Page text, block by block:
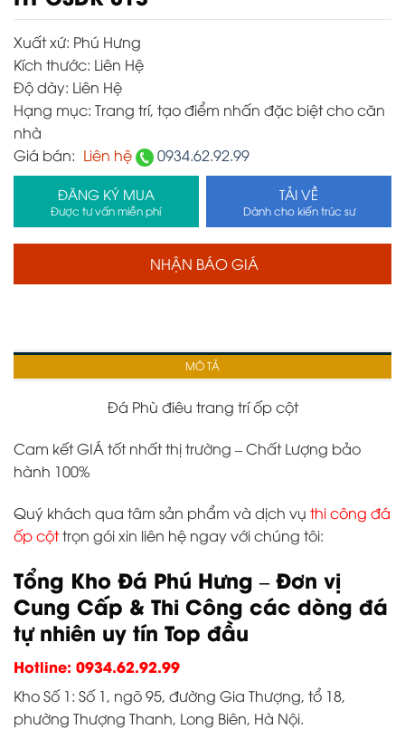
Xuất xứ: Phú Hưng
Kích thước: Liên Hệ
Độ dày: Liên Hệ
Hạng mục: Trang trí, tạo điểm nhấn đặc biệt cho căn
nhà
Giá bán: Liên hệ 0934.62.92.99
ĐĂNG KÝ MUA
Được tư vấn miễn phí
TẢI VỀ
Dành cho kiến trúc sư
NHẬN BÁO GIÁ
MÔ TẢ
Đá Phù điêu trang trí ốp cột
Cam kết GIÁ tốt nhất thị trường – Chất Lượng bảo
hành 100%
Quý khách qua tâm sản phẩm và dịch vụ thi công đá
ốp cộttrọn gói xin liên hệ ngay với chúng tôi:
Tổng Kho Đá Phú Hưng – Đơn vị
Cung Cấp & Thi Công các dòng đá
tự nhiên uy tín Top đầu
Hotline: 0934.62.92.99
Kho Số 1: Số 1, ngõ 95, đường Gia Thượng, tổ 18,
phường Thượng Thanh, Long Biên, Hà Nội.